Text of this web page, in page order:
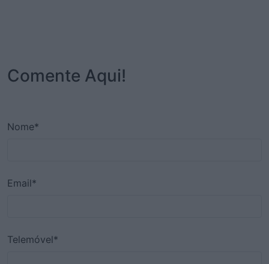
Comente Aqui!
Nome*
Email*
Telemóvel*